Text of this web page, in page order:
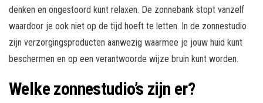
denken en ongestoord kunt relaxen. De zonnebank stopt vanzelf
waardoor je ook niet op de tijd hoeft te letten. In de zonnestudio
zijn verzorgingsproducten aanwezig waarmee je jouw huid kunt
beschermen en op een verantwoorde wijze bruin kunt worden.
Welke zonnestudio’s zijn er?